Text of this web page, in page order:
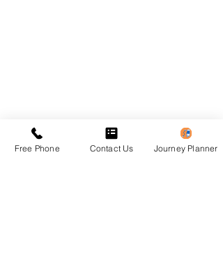
Free Phone Contact Us Journey Planner